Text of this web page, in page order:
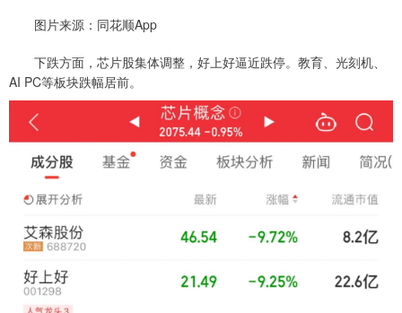
图片来源：同花顺App
下跌方面，芯片股集体调整，好上好逼近跌停。教育、光刻机、
AI PC等板块跌幅居前。